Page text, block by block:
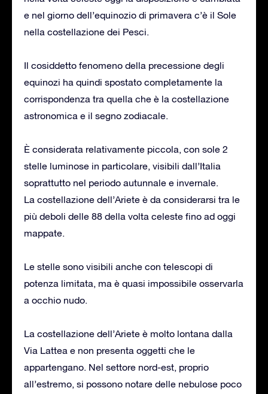
e nel giorno dell’equinozio di primavera c’è il Sole
nella costellazione dei Pesci.
Il cosiddetto fenomeno della precessione degli
equinozi ha quindi spostato completamente la
corrispondenza tra quella che è la costellazione
astronomica e il segno zodiacale.
È considerata relativamente piccola, con sole 2
stelle luminose in particolare, visibili dall’Italia
soprattutto nel periodo autunnale e invernale.
La costellazione dell’Ariete è da considerarsi tra le
più deboli delle 88 della volta celeste fino ad oggi
mappate.
Le stelle sono visibili anche con telescopi di
potenza limitata, ma è quasi impossibile osservarla
a occhio nudo.
La costellazione dell’Ariete è molto lontana dalla
Via Lattea e non presenta oggetti che le
appartengano. Nel settore nord-est, proprio
all’estremo, si possono notare delle nebulose poco